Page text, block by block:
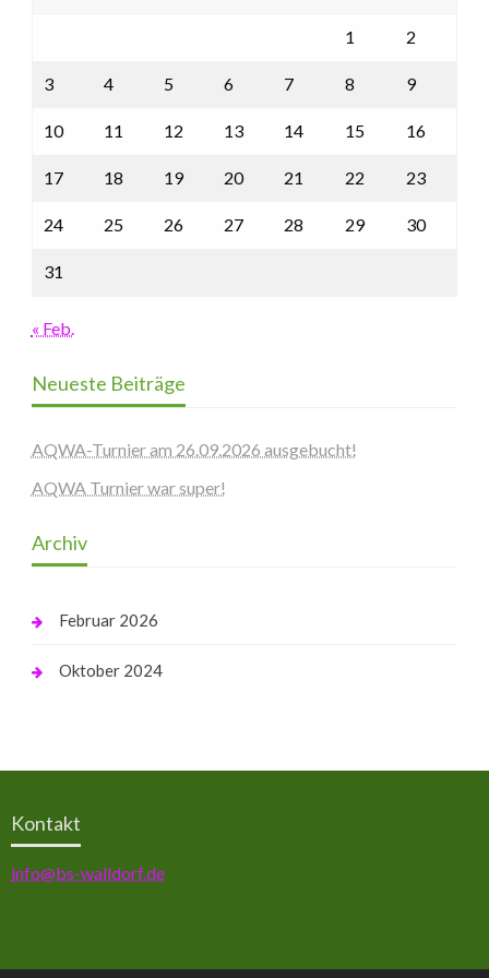
1 2
3 4 5 6 7 8 9
10 11 12 13 14 15 16
17 18 19 20 21 22 23
24 25 26 27 28 29 30
31
« Feb.
Neueste Beiträge
AQWA-Turnier am 26.09.2026 ausgebucht!
AQWA Turnier war super!
Archiv
Februar 2026
Oktober 2024
Kontakt
info@bs-walldorf.de